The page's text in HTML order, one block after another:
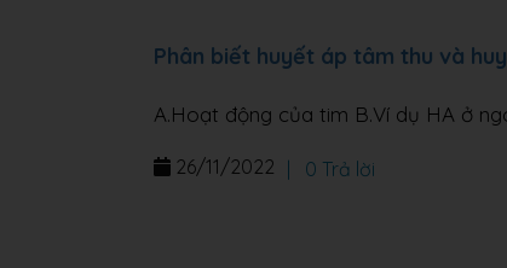
Phân biết huyết áp tâm thu và
A.Hoạt động của tim B.Ví dụ HA ở
26/11/2022 0 Trả lời